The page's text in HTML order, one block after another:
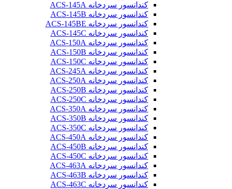
کندانسور سردخانه ACS-145A
کندانسور سردخانه ACS-145B
کندانسور سردخانه ACS-145BE
کندانسور سردخانه ACS-145C
کندانسور سردخانه ACS-150A
کندانسور سردخانه ACS-150B
کندانسور سردخانه ACS-150C
کندانسور سردخانه ACS-245A
کندانسور سردخانه ACS-250A
کندانسور سردخانه ACS-250B
کندانسور سردخانه ACS-250C
کندانسور سردخانه ACS-350A
کندانسور سردخانه ACS-350B
کندانسور سردخانه ACS-350C
کندانسور سردخانه ACS-450A
کندانسور سردخانه ACS-450B
کندانسور سردخانه ACS-450C
کندانسور سردخانه ACS-463A
کندانسور سردخانه ACS-463B
کندانسور سردخانه ACS-463C